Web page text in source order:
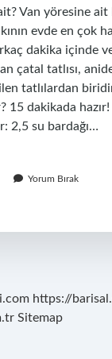
Van yöresine
evde en çok
dakika içinde
çatal tatlısı,
tatlılardan biridir.
dakikada hazır!
2,5 su bardağı…
Yorum Bırak
https://
Sitemap